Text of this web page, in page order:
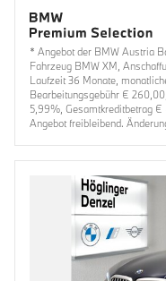
* Angebot der BMW Austria
Fahrzeug BMW XM,
Laufzeit 36 Monate,
Bearbeitungsgebühr €
5,99%, Gesamtkreditbetrag
Angebot freibleibend.